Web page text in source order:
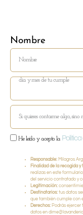
Nombre
He leído y acepto la
Responsable: Milagros
Finalidad de la recogida
realizas en este
del servicio contratado y
Legitimación:
Destinatarios: tus datos
que también cumple con
Derechos: Podrás ejercer
datos en